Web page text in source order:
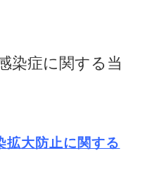
染症に関する当
拡大防止に関する